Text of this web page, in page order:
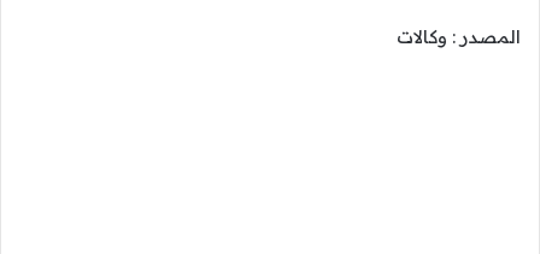
المصدر : وكالات